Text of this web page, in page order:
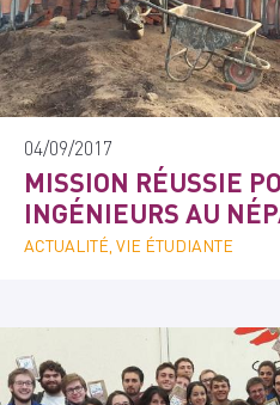
04/09/2017
MISSION RÉUSSIE
INGÉNIEURS AU
ACTUALITÉ, VIE ÉTUDIANTE